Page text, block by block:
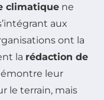
climatique ne
aux
ont la
la rédaction de
leur
le terrain, mais